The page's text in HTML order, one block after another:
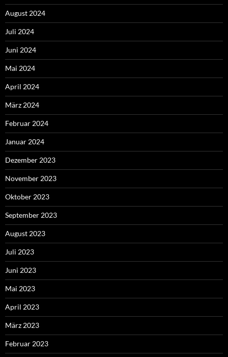
August 2024
Juli 2024
Juni 2024
Mai 2024
April 2024
März 2024
Februar 2024
Januar 2024
Dezember 2023
November 2023
Oktober 2023
September 2023
August 2023
Juli 2023
Juni 2023
Mai 2023
April 2023
März 2023
Februar 2023